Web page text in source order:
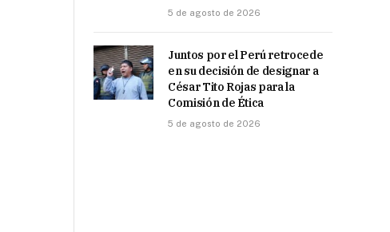
5 de agosto de 2026
Juntos por el Perú retrocede
en su decisión de designar a
César Tito Rojas para la
Comisión de Ética
5 de agosto de 2026